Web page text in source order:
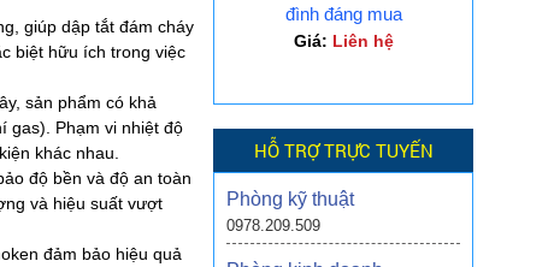
giúp dập tắt đám cháy
biệt hữu ích trong việc
sản phẩm có khả
gas). Phạm vi nhiệt độ
khác nhau.
độ bền và độ an toàn
và hiệu suất vượt
đảm bảo hiệu quả
đình đáng mua
Giá: Liên hệ
HỖ TRỢ TRỰC TUYẾN
Phòng kỹ thuật
0978.209.509